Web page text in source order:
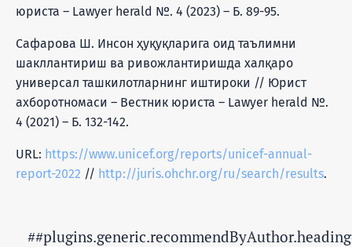
юриста – Lawyer herald №. 4 (2023) – Б. 89-95.
Сафарова Ш. Инсон ҳуқуқларига оид таълимни
шакллантириш ва ривожлантиришда халқаро
универсал ташкилотларнинг иштироки // Юрист
ахборотномаси – Вестник юриста – Lawyer herald №.
4 (2021) – Б. 132-142.
URL: https://www.unicef.org/reports/unicef-annual-
report-2022 // http://juris.ohchr.org/ru/search/results.